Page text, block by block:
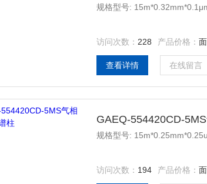
规格型号:
访问次数： 228 产品价格：
查看详情 在线留言
GAEQ-554420CD-
规格型号:
访问次数： 194 产品价格：